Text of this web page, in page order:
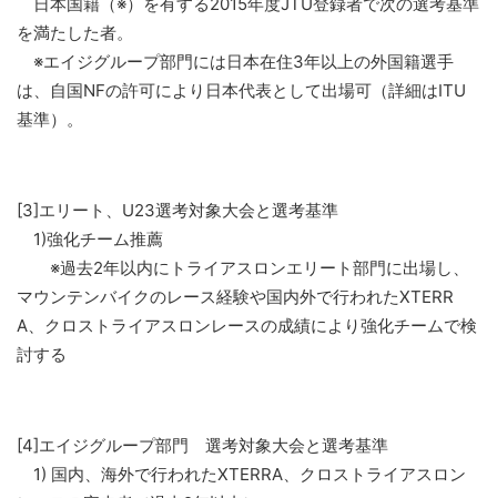
を満たした者。
※エイジグループ部門には日本在住3年以上の外国籍選手
は、自国NFの許可により日本代表として出場可（詳細はITU
基準）。
[3]エリート、U23選考対象大会と選考基準
1)強化チーム推薦
※過去2年以内にトライアスロンエリート部門に出場し、
マウンテンバイクのレース経験や国内外で行われたXTERR
A、クロストライアスロンレースの成績により強化チームで検
討する
[4]エイジグループ部門 選考対象大会と選考基準
1) 国内、海外で行われたXTERRA、クロストライアスロン